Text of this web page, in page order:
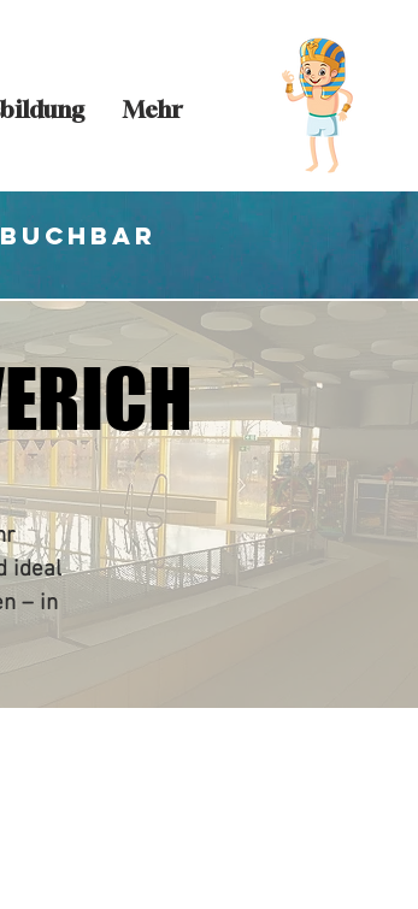
Mehr
ideal
– in